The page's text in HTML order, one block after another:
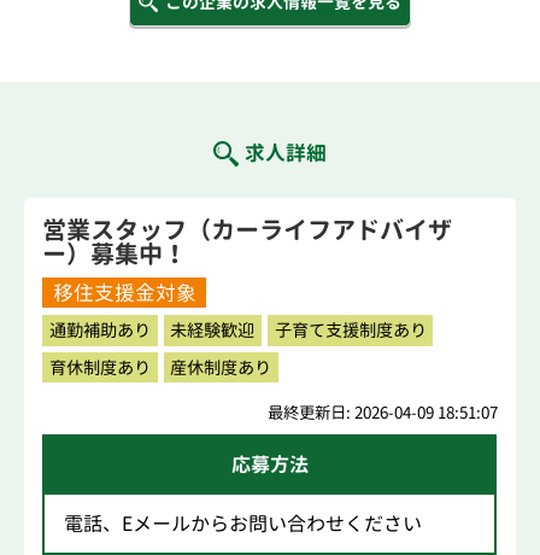
求人詳細
営業スタッフ（カーライフアドバイザ
ー）募集中！
移住支援金対象
通勤補助あり 未経験歓迎
子育て支援制度あり
育休制度あり
産休制度あり
最終更新日: 2026-04-09 18:51:07
応募方法
電話、Eメールからお問い合わせください